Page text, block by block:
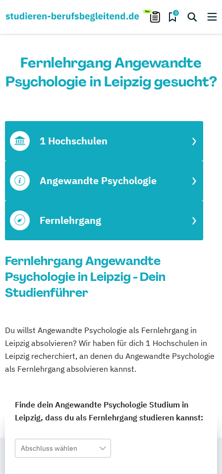
0
Fernlehrgang Angewandte
Psychologie in Leipzig gesucht?
Fernlehrgang
Angewandte Psychologie
1 Hochschulen
Fernlehrgang Angewandte
Psychologie in Leipzig - Dein
Studienführer
Du willst Angewandte Psychologie als Fernlehrgang in
Leipzig absolvieren? Wir haben für dich 1 Hochschulen in
Leipzig recherchiert, an denen du Angewandte Psychologie
als Fernlehrgang absolvieren kannst.
Finde dein Angewandte Psychologie Studium in
Leipzig, dass du als Fernlehrgang studieren kannst:
Abschluss wählen